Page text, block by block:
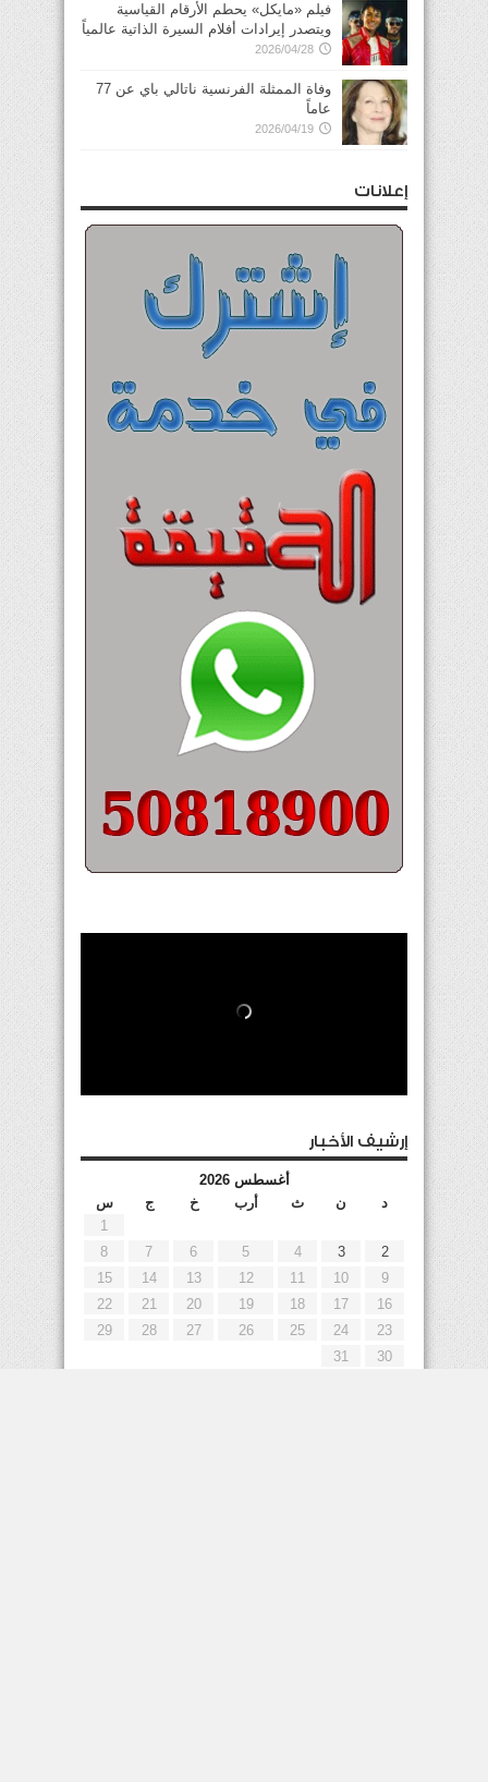
فيلم «مايكل» يحطم الأرقام القياسية
ويتصدر إيرادات أفلام السيرة الذاتية عالمياً
2026/04/28
وفاة الممثلة الفرنسية ناتالي باي عن 77
عاماً
2026/04/19
إعلانات
إرشيف الأخبار
أغسطس 2026
د
ن ث أرب خ ج
س
1
2
3
4
5
6
7
8
9
10
11
12
13
14
15
16
17
18
19
20
21
22
23
24
25
26
27
28
29
30
31